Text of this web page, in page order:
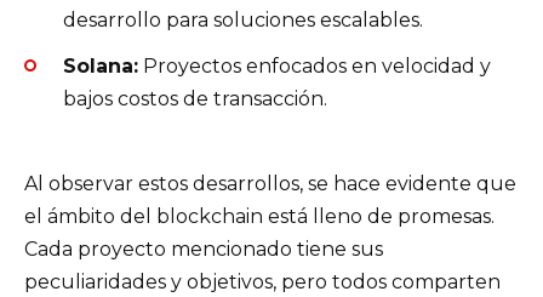
desarrollo para soluciones escalables.
Solana: Proyectos enfocados en velocidad y
bajos costos de transacción.
Al observar estos desarrollos, se hace evidente que
el ámbito del blockchain está lleno de promesas.
Cada proyecto mencionado tiene sus
peculiaridades y objetivos, pero todos comparten